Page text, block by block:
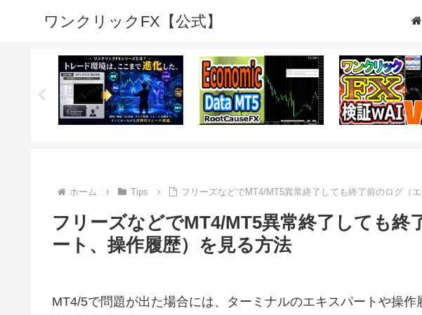
ワンクリックFX【公式】
ホーム Tips フリーズなどでMT4/MT5異常終了しても終了前のログ（
フリーズなどでMT4/MT5異常終了しても終
ート、操作履歴）を見る方法
MT4/5で問題が出た場合には、ターミナルのエキスパートや操